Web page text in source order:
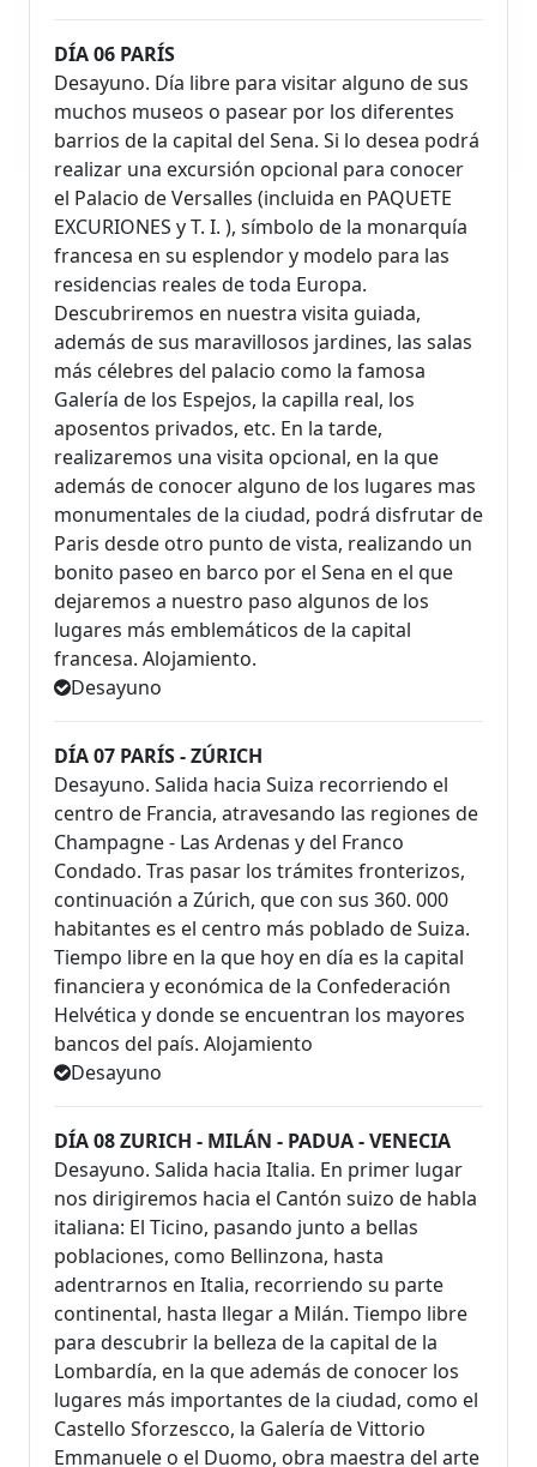
DÍA 06 PARÍS
Desayuno. Día libre para visitar alguno de sus
muchos museos o pasear por los diferentes
barrios de la capital del Sena. Si lo desea podrá
realizar una excursión opcional para conocer
el Palacio de Versalles (incluida en PAQUETE
EXCURIONES y T. I. ), símbolo de la monarquía
francesa en su esplendor y modelo para las
residencias reales de toda Europa.
Descubriremos en nuestra visita guiada,
además de sus maravillosos jardines, las salas
más célebres del palacio como la famosa
Galería de los Espejos, la capilla real, los
aposentos privados, etc. En la tarde,
realizaremos una visita opcional, en la que
además de conocer alguno de los lugares mas
monumentales de la ciudad, podrá disfrutar de
Paris desde otro punto de vista, realizando un
bonito paseo en barco por el Sena en el que
dejaremos a nuestro paso algunos de los
lugares más emblemáticos de la capital
francesa. Alojamiento.
Desayuno
DÍA 07 PARÍS - ZÚRICH
Desayuno. Salida hacia Suiza recorriendo el
centro de Francia, atravesando las regiones de
Champagne - Las Ardenas y del Franco
Condado. Tras pasar los trámites fronterizos,
continuación a Zúrich, que con sus 360. 000
habitantes es el centro más poblado de Suiza.
Tiempo libre en la que hoy en día es la capital
financiera y económica de la Confederación
Helvética y donde se encuentran los mayores
bancos del país. Alojamiento
Desayuno
DÍA 08 ZURICH - MILÁN - PADUA - VENECIA
Desayuno. Salida hacia Italia. En primer lugar
nos dirigiremos hacia el Cantón suizo de habla
italiana: El Ticino, pasando junto a bellas
poblaciones, como Bellinzona, hasta
adentrarnos en Italia, recorriendo su parte
continental, hasta llegar a Milán. Tiempo libre
para descubrir la belleza de la capital de la
Lombardía, en la que además de conocer los
lugares más importantes de la ciudad, como el
Castello Sforzescco, la Galería de Vittorio
Emmanuele o el Duomo, obra maestra del arte